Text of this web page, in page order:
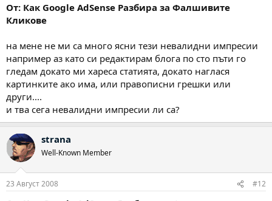
От: Как Google AdSense Разбира за Фалшивите
Кликове
на мене не ми са много ясни тези невалидни импресии
например аз като си редактирам блога по сто пъти го
гледам докато ми хареса статията, докато наглася
картинките ако има, или правописни грешки или
други....
и тва сега невалидни импресии ли са?
strana
Well-Known Member
23 Август 2008 #12